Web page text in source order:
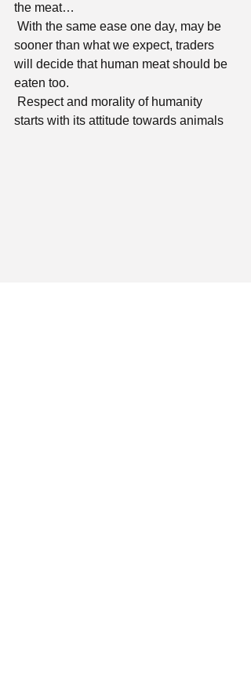
the meat…
sooner than what we expect, traders
will decide that human meat should be
eaten too.
starts with its attitude towards animals